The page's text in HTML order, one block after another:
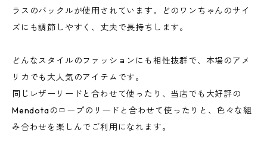
ラスのバックルが使用されています。どのワンちゃんのサイ
ズにも調節しやすく、丈夫で長持ちします。
どんなスタイルのファッションにも相性抜群で、本場のアメ
リカでも大人気のアイテムです。
同じレザーリードと合わせて使ったり、当店でも大好評の
Mendotaのロープのリードと合わせて使ったりと、色々な組
み合わせを楽しんでご利用になれます。